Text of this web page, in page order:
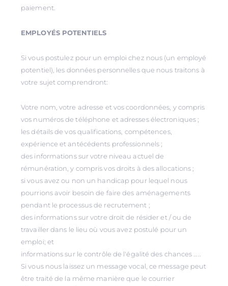
paiement.
EMPLOYÉS POTENTIELS
Si vous postulez pour un emploi chez nous (un employé
potentiel), les données personnelles que nous traitons à
votre sujet comprendront:
Votre nom, votre adresse et vos coordonnées, y compris
vos numéros de téléphone et adresses électroniques ;
les détails de vos qualifications, compétences,
expérience et antécédents professionnels ;
des informations sur votre niveau actuel de
rémunération, y compris vos droits à des allocations ;
si vous avez ou non un handicap pour lequel nous
pourrions avoir besoin de faire des aménagements
pendant le processus de recrutement ;
des informations sur votre droit de résider et / ou de
travailler dans le lieu où vous avez postulé pour un
emploi; et
informations sur le contrôle de l'égalité des chances …..
Si vous nous laissez un message vocal, ce message peut
être traité de la même manière que le courrier